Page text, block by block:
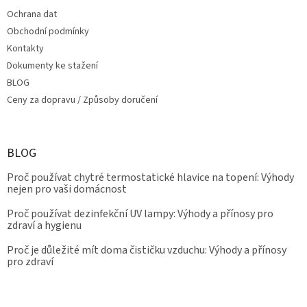
Ochrana dat
Obchodní podmínky
Kontakty
Dokumenty ke stažení
BLOG
Ceny za dopravu / Způsoby doručení
BLOG
Proč používat chytré termostatické hlavice na topení: Výhody
nejen pro vaši domácnost
Proč používat dezinfekční UV lampy: Výhody a přínosy pro
zdraví a hygienu
Proč je důležité mít doma čističku vzduchu: Výhody a přínosy
pro zdraví